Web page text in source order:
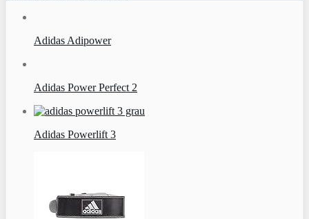
Adidas Adipower
Adidas Power Perfect 2
Adidas Powerlift 3